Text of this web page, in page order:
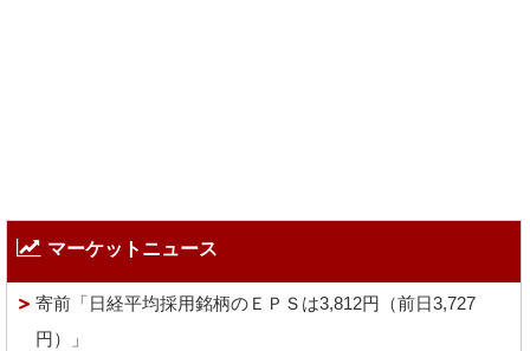
マーケットニュース
寄前「日経平均採用銘柄のＥＰＳは3,812円（前日3,727
円）」